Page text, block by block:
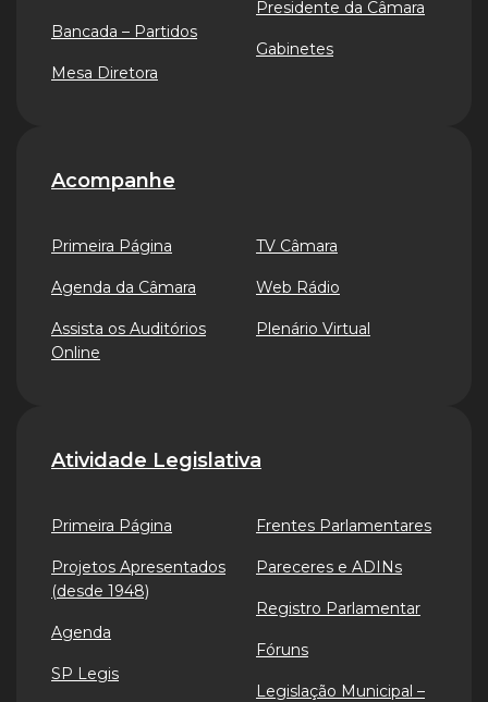
Bancada – Partidos
Mesa Diretora
Presidente da Câmara
Gabinetes
Acompanhe
Primeira Página
Agenda da Câmara
Assista os Auditórios
Online
TV Câmara
Web Rádio
Plenário Virtual
Atividade Legislativa
Primeira Página
Projetos Apresentados
(desde 1948)
Agenda
SP Legis
Frentes Parlamentares
Pareceres e ADINs
Registro Parlamentar
Fóruns
Legislação Municipal –